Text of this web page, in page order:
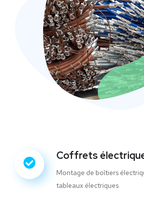
Coffrets
Montage de boîtiers
tableaux électriques.